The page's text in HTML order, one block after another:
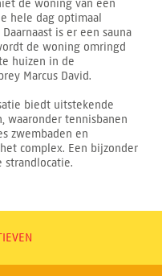
de woning van een
hele dag optimaal
is er een sauna
de woning omringd
huizen in de
Marcus David.
biedt uitstekende
waaronder tennisbanen
zwembaden en
complex. Een bijzonder
strandlocatie.